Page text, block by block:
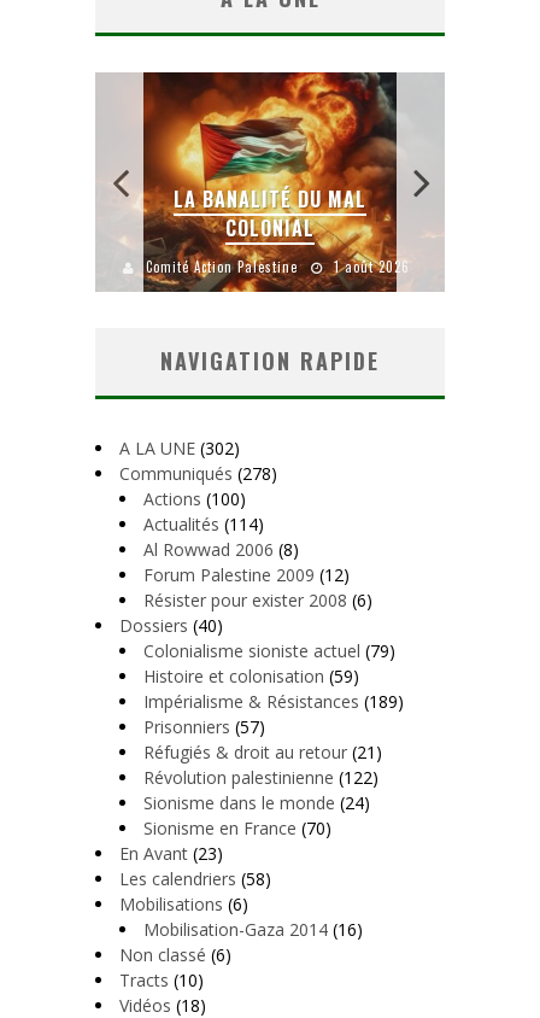
LA BANALITÉ DU MAL
COLONIAL
Comité Action Palestine 1 août 2026
NAVIGATION RAPIDE
A LA UNE (302)
Communiqués (278)
Actions (100)
Actualités (114)
Al Rowwad 2006 (8)
Forum Palestine 2009 (12)
Résister pour exister 2008 (6)
Dossiers (40)
Colonialisme sioniste actuel (79)
Histoire et colonisation (59)
Impérialisme & Résistances (189)
Prisonniers (57)
Réfugiés & droit au retour (21)
Révolution palestinienne (122)
Sionisme dans le monde (24)
Sionisme en France (70)
En Avant (23)
Les calendriers (58)
Mobilisations (6)
Mobilisation-Gaza 2014 (16)
Non classé (6)
Tracts (10)
Vidéos (18)